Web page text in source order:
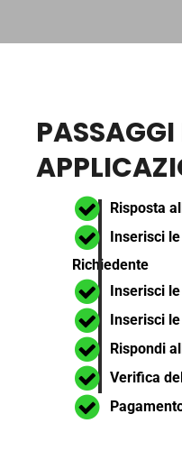
PASSAGGI
Risposta
Inserisci
Richiedente
Inserisci
Inserisci
Rispondi
Verifica